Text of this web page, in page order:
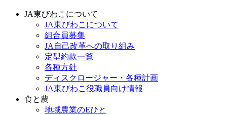
JA東びわこについて
JA東びわこについて
組合員募集
JA自己改革への取り組み
定型約款一覧
各種方針
ディスクロージャー・各種計画
JA東びわこ役職員向け情報
食と農
地域農業のEひと